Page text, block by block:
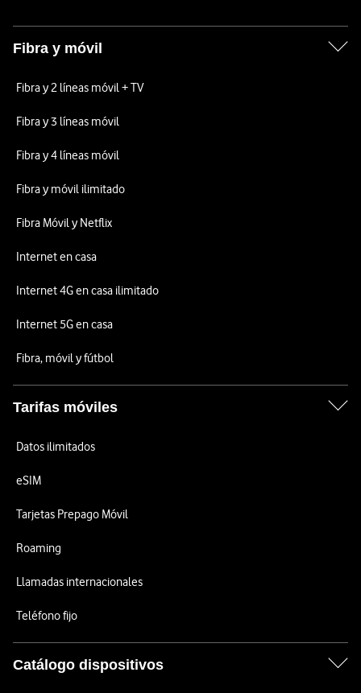
Fibra y móvil
Fibra y 2 líneas móvil + TV
Fibra y 3 líneas móvil
Fibra y 4 líneas móvil
Fibra y móvil ilimitado
Fibra Móvil y Netflix
Internet en casa
Internet 4G en casa ilimitado
Internet 5G en casa
Fibra, móvil y fútbol
Tarifas móviles
Datos ilimitados
eSIM
Tarjetas Prepago Móvil
Roaming
Llamadas internacionales
Teléfono fijo
Catálogo dispositivos